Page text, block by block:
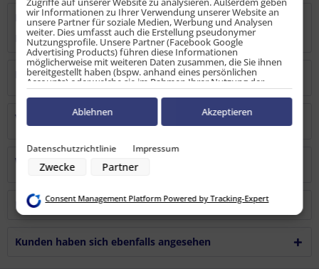
Bewertungen
0
Bewertungen lesen, schreiben und diskutieren...mehr
Hersteller
Verantwortliche Person
Warn-/Sicherheitshinweise
Kunden kauften auch
Kunden haben sich ebenfalls angesehen
wir Informationen zu Ihrer Verwendung unserer Website an
unsere Partner für soziale Medien, Werbung und Analysen
weiter. Dies umfasst auch die Erstellung pseudonymer
Nutzungsprofile. Unsere Partner (Facebook Google
Advertising Products) führen diese Informationen
möglicherweise mit weiteren Daten zusammen, die Sie ihnen
bereitgestellt haben (bspw. anhand eines persönlichen
Accounts) oder welche sie im Rahmen Ihrer Nutzung der
Dienste gesammelt haben (bspw. Nutzungsdaten anderer
Geräte). Ihre Einwilligung zur Nutzung von Cookies und Pixeln
können Sie jederzeit widerrufen, indem Sie auf den
Datenschutz-Button links unten klicken und dort die
Zwecke der Datenverarbeitung durch unsere Partner:
Speichern von oder Zugriff auf Informationen auf einem Endgerät
Verwendung von Profilen zur Auswahl personalisierter Werbung
Messung der Performance von Inhalten
Datenschutzrichtlinie Impressum
Zwecke Partner
Ablehnen Akzeptieren
Consent Management Platform Powered by Tracking-Expert